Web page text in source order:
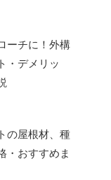
ーチに！外構
・デメリッ
の屋根材、種
・おすすめま